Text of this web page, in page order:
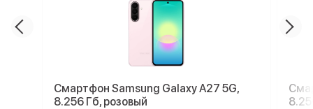
Смартфон Samsung Galaxy A27 5G,
8.256 Гб, розовый